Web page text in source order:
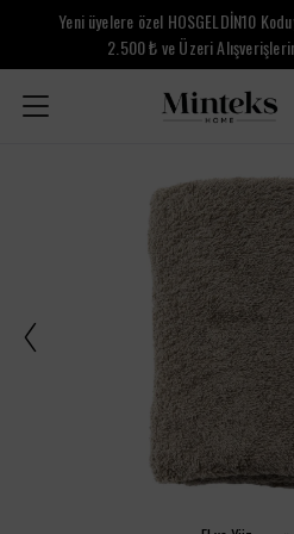
Yeni üyelere özel HOSGELDİN10
2.500 ₺ ve Üzeri